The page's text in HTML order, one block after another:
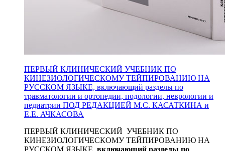
ПЕРВЫЙ КЛИНИЧЕСКИЙ УЧЕБНИК ПО
КИНЕЗИОЛОГИЧЕСКОМУ ТЕЙПИРОВАНИЮ НА
РУССКОМ ЯЗЫКЕ, включающий разделы по
травматологии и ортопедии, подологии, неврологии и
педиатрии ПОД РЕДАКЦИЕЙ М.С. КАСАТКИНА и
Е.Е. АЧКАСОВА
ПЕРВЫЙ КЛИНИЧЕСКИЙ УЧЕБНИК ПО
КИНЕЗИОЛОГИЧЕСКОМУ ТЕЙПИРОВАНИЮ НА
РУССКОМ ЯЗЫКЕ, включающий разделы по